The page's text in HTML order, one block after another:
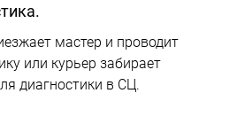
мастер и проводит
или курьер забирает
диагностики в СЦ.